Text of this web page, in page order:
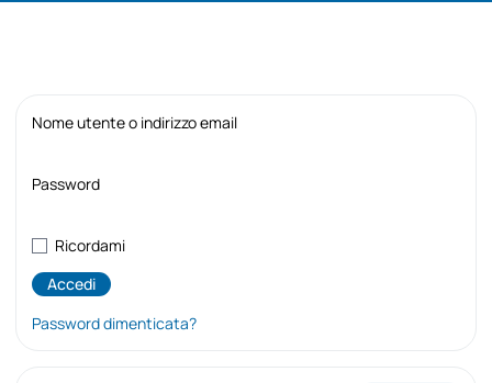
Nome utente o indirizzo email
Password
Ricordami
Password dimenticata?